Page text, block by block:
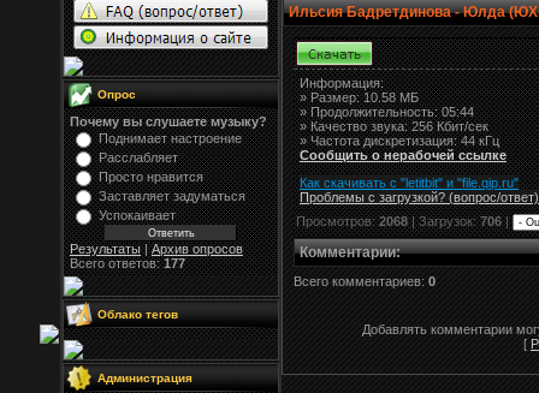
Опрос
Почему вы слушаете музыку?
Поднимает настроение
Расслабляет
Просто нравится
Заставляет задуматься
Успокаивает
Результаты|Архив опросов
Всего ответов:177
Облако тегов
Администрация
Ильсия Бадретдинова - Юлда
Информация:
»Размер:10.58 МБ
» Продолжительность: 05:44
» Качество звука: 256 Кбит/сек
» Частота дискретизация: 44 кГц
Сообщить о нерабочей ссылке
Как скачивать с "letitbit" и "file.qip.ru"
Проблемы с загрузкой? (вопрос/ответ)
Просмотров:2068| Загрузок:706|
Комментарии:
Всего комментариев: 0
Добавлять комментарии
[